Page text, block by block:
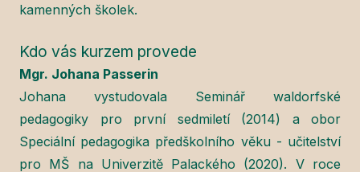
kamenných školek.
Kdo vás kurzem provede
Mgr. Johana Passerin
Johana vystudovala Seminář waldorfské
pedagogiky pro první sedmiletí (2014) a obor
Speciální pedagogika předškolního věku - učitelství
pro MŠ na Univerzitě Palackého (2020). V roce